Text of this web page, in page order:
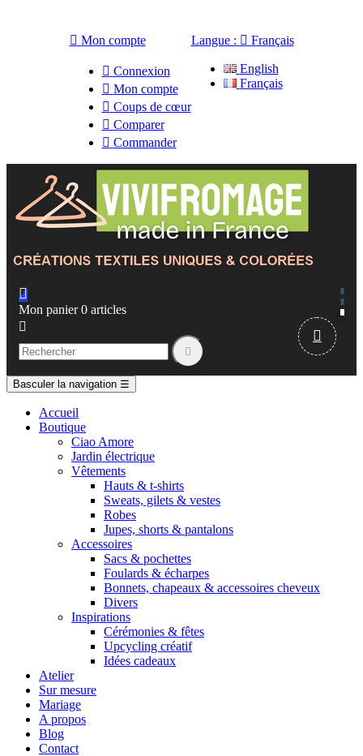
 Mon compte
 Connexion
 Mon compte
 Coups de cœur
 Comparer
 Commander
Langue :  Français
English
Français

Mon panier 0 articles



Basculer la navigation ☰
Accueil
Boutique
Ciao Amore
Jardin électrique
Vêtements
Hauts & t-shirts
Sweats, gilets & vestes
Robes
Jupes, shorts & pantalons
Accessoires
Sacs & pochettes
Foulards & écharpes
Bonnets, chapeaux & accessoires cheveux
Divers
Inspirations
Cérémonies & fêtes
Upcycling créatif
Idées cadeaux
Atelier
Sur mesure
Mariage
A propos
Blog
Contact